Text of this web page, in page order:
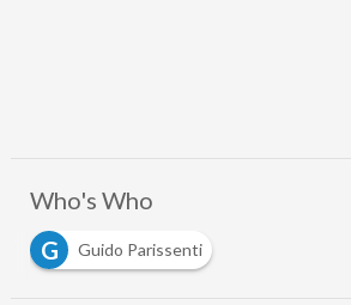
Who's Who
G
Guido Parissenti